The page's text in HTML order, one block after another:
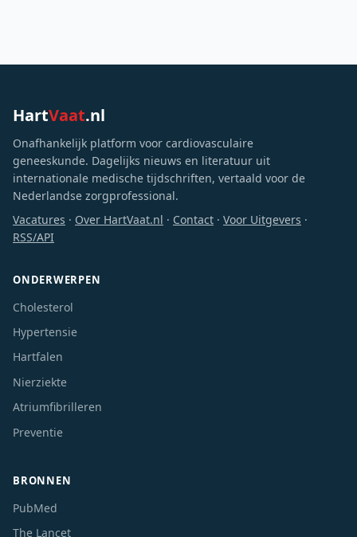
HartVaat.nl
Onafhankelijk platform voor cardiovasculaire
geneeskunde. Dagelijks nieuws en literatuur uit
internationale medische tijdschriften, vertaald voor de
Nederlandse zorgprofessional.
Vacatures · Over HartVaat.nl · Contact · Voor Uitgevers ·
RSS/API
ONDERWERPEN
Cholesterol
Hypertensie
Hartfalen
Nierziekte
Atriumfibrilleren
Preventie
BRONNEN
PubMed
The Lancet